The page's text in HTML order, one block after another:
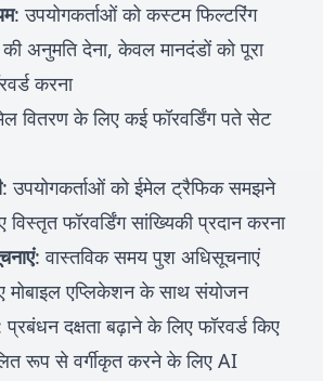
: उपयोगकर्ताओं को कस्टम फिल्टरिंग
अनुमति देना, केवल मानदंडों को पूरा
करना
वितरण के लिए कई फॉरवर्डिंग पते सेट
: उपयोगकर्ताओं को ईमेल ट्रैफिक समझने
फॉरवर्डिंग सांख्यिकी प्रदान करना
: वास्तविक समय पुश अधिसूचनाएं
मोबाइल एप्लिकेशन के साथ संयोजन
प्रबंधन दक्षता बढ़ाने के लिए फॉरवर्ड किए
रूप से वर्गीकृत करने के लिए AI